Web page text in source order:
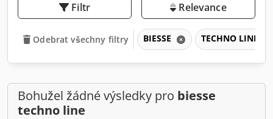
Filtr Relevance
Odebrat všechny filtry BIESSE TECHNO LINE
Bohužel žádné výsledky pro biesse
techno line